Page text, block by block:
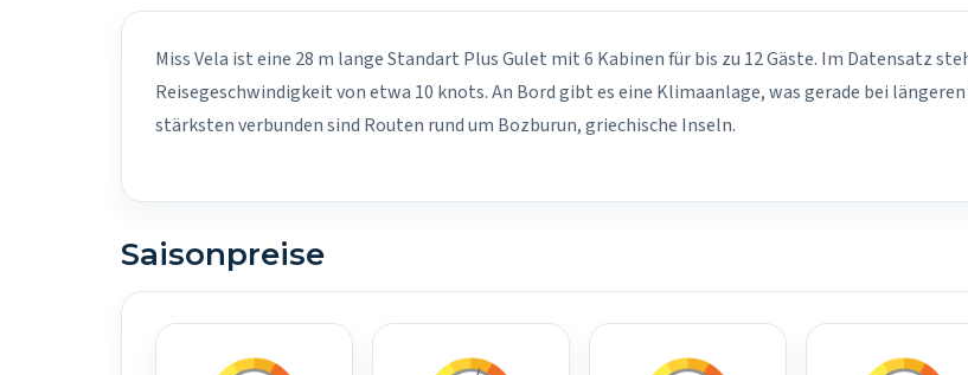
Miss Vela ist eine 28 m lange Standart Plus Gulet mit 6 Kabinen für bis zu 12 Gäste. Im Datensatz
Reisegeschwindigkeit von etwa 10 knots. An Bord gibt es eine Klimaanlage, was gerade bei
stärksten verbunden sind Routen rund um Bozburun, griechische Inseln.
Saisonpreise